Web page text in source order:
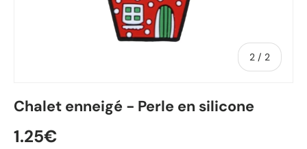
2 / de
2
Chalet enneigé - Perle en silicone
1.25€